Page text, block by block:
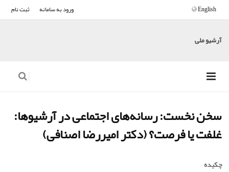
ورود به سامانه ثبت نام English
آرشیو ملی
سخن نخست: رسانه‌های اجتماعی در آرشیوها:
غلفت یا فرصت؟ (دکتر امیررضا اصنافی)
چکیده